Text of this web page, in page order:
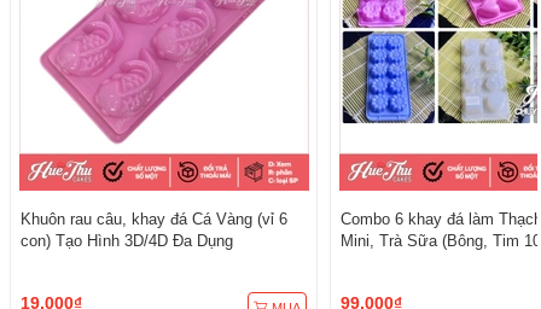
Khuôn rau câu, khay đá Cá Vàng (vỉ 6
con) Tạo Hình 3D/4D Đa Dụng
19.000₫
Combo 6 khay đá làm
Mini, Trà Sữa (Bông, Tim
99.000₫